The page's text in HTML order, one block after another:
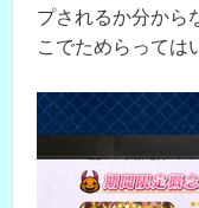
プされるか分から
こでためらっては